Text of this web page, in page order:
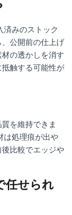
みのストック
公開前の仕上げ
の透かしを消す
触する可能性が
を維持できま
は処理痕が出や
比較でエッジや
任せられ